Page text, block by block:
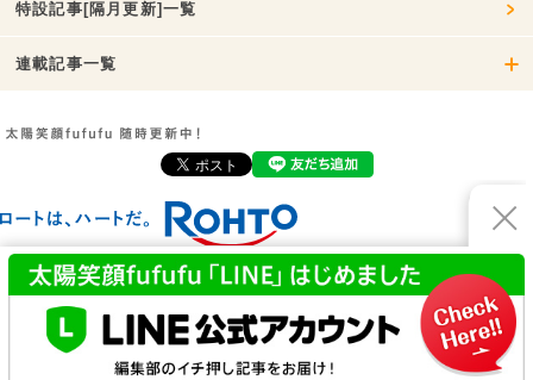
特設記事[隔月更新]一覧
連載記事一覧
運営会社
© ROHTO Pharmaceutical Co.,Ltd. All rights reserved.